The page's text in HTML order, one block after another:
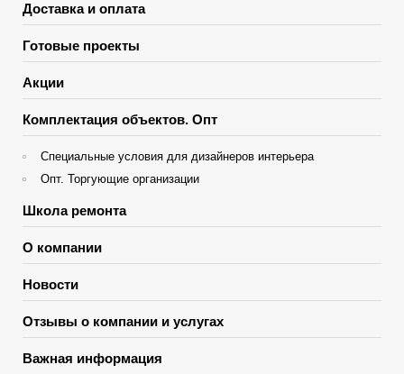
Доставка и оплата
Готовые проекты
Акции
Комплектация объектов. Опт
Специальные условия для дизайнеров интерьера
Опт. Торгующие организации
Школа ремонта
О компании
Новости
Отзывы о компании и услугах
Важная информация